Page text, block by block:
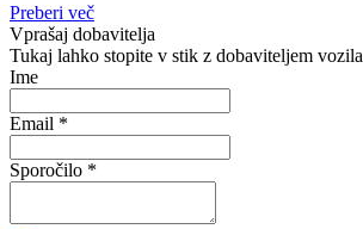
Preberi več
Vprašaj dobavitelja
Tukaj lahko stopite v stik z dobaviteljem vozila
Ime
Email *
Sporočilo *